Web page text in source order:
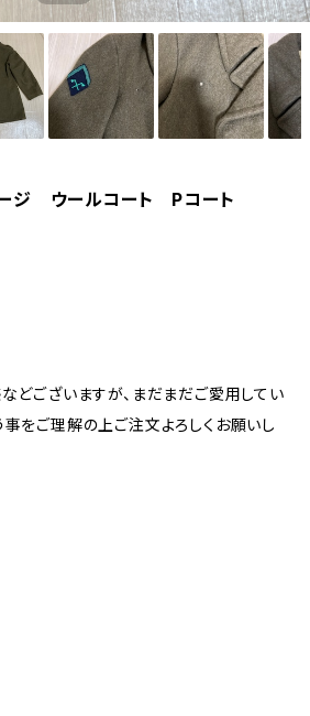
ジ ウールコート Pコート
どございますが、まだまだご愛用してい
事をご理解の上ご注文よろしくお願いし